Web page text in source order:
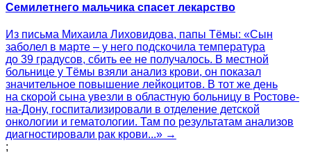
Семилетнего мальчика спасет лекарство
Из письма Михаила Лиховидова, папы Тёмы: «Сын
заболел в марте – у него подскочила температура
до 39 градусов, сбить ее не получалось. В местной
больнице у Тёмы взяли анализ крови, он показал
значительное повышение лейкоцитов. В тот же день
на скорой сына увезли в областную больницу в Ростове-
на-Дону, госпитализировали в отделение детской
онкологии и гематологии. Там по результатам анализов
диагностировали рак крови...» →
;